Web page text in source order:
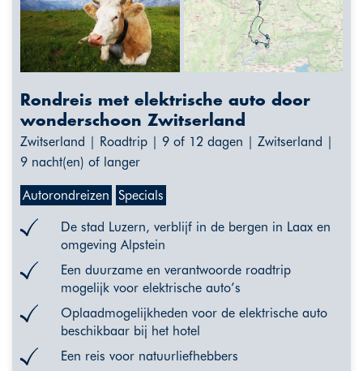
Rondreis met elektrische auto door
wonderschoon Zwitserland
Zwitserland | Roadtrip | 9 of 12 dagen | Zwitserland |
9 nacht(en) of langer
Autorondreizen Specials
De stad Luzern, verblijf in de bergen in Laax en
omgeving Alpstein
Een duurzame en verantwoorde roadtrip
mogelijk voor elektrische auto’s
Oplaadmogelijkheden voor de elektrische auto
beschikbaar bij het hotel
Een reis voor natuurliefhebbers